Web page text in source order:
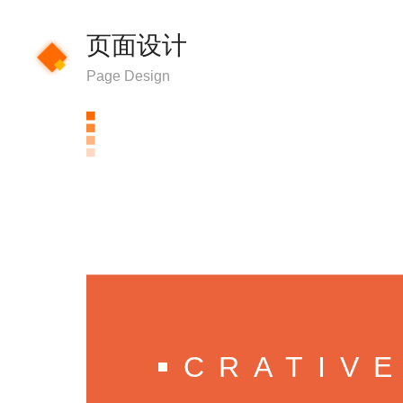
页面设计
Page Design